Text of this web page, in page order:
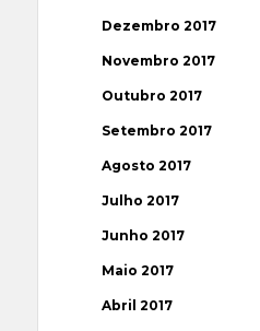
Dezembro 2017
Novembro 2017
Outubro 2017
Setembro 2017
Agosto 2017
Julho 2017
Junho 2017
Maio 2017
Abril 2017